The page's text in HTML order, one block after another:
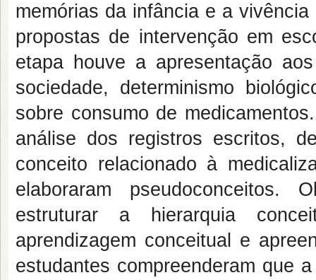
memórias da infância e a
propostas de intervenção em
etapa houve a apresentação
sociedade, determinismo
sobre consumo de
análise dos registros escritos,
conceito relacionado à
elaboraram pseudoconceitos.
estruturar a hierarquia
aprendizagem conceitual e
estudantes compreenderam que